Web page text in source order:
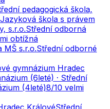
pedagogická škola,
škola s právem
s.r.o.Střední odborná
obtížná
MŠ s.r.o.Střední odborné
gymnázium Hradec
(6leté) · Střední
(4leté)8/10 velmi
KrálovéStřední